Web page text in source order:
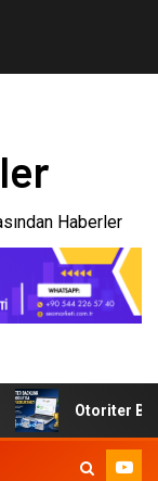
Haberler
Otoriter